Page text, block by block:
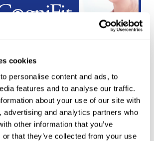
cookies
personalise content and ads, to
features and to analyse our traffic.
about your use of our site with
advertising and analytics partners who
other information that you’ve
or that they’ve collected from your use